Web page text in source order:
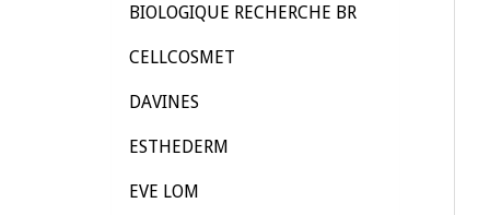
BIOLOGIQUE RECHERCHE BR
CELLCOSMET
DAVINES
ESTHEDERM
EVE LOM